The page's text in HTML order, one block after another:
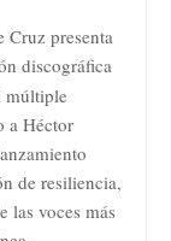
Cruz presenta
discográfica
múltiple
a Héctor
de resiliencia,
las voces más